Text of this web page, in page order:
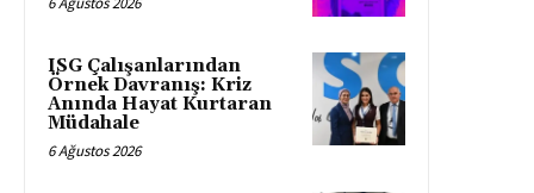
ISG Çalışanlarından
Örnek Davranış: Kriz
Anında Hayat Kurtaran
Müdahale
6 Ağustos 2026